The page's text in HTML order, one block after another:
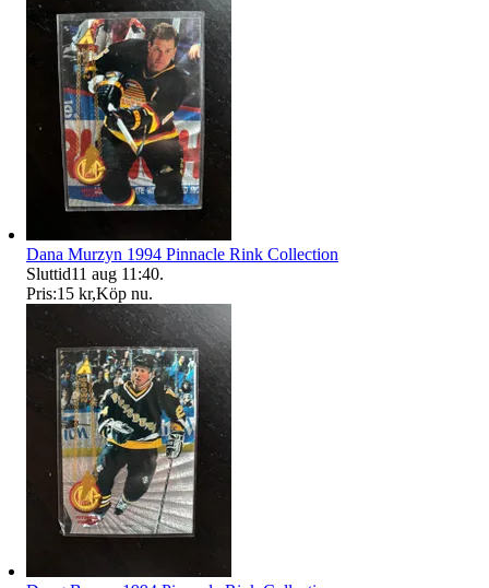
Dana Murzyn 1994 Pinnacle Rink Collection
Sluttid11 aug 11:40.
Pris:15 kr,Köp nu.